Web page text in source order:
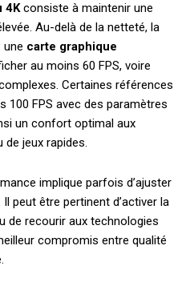
4Kconsiste à maintenir une
Au-delà de la netteté, la
une carte graphique
au moins 60 FPS, voire
Certaines références
100 FPS avec des paramètres
un confort optimal aux
jeux rapides.
implique parfois d’ajuster
peut être pertinent d’activer la
de recourir aux technologies
compromis entre qualité